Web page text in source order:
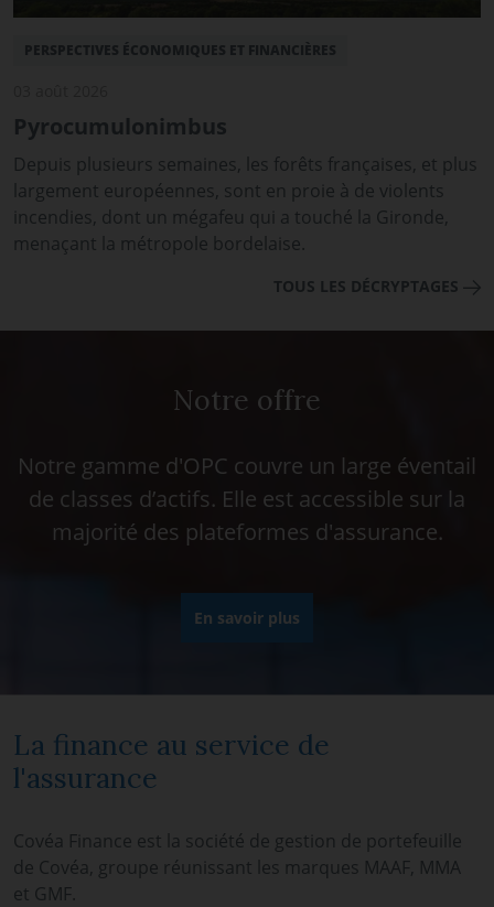
PERSPECTIVES ÉCONOMIQUES ET FINANCIÈRES
Pyrocumulonimbus
Depuis plusieurs semaines, les forêts françaises, et plus
largement européennes, sont en proie à de violents
incendies, dont un mégafeu qui a touché la Gironde,
menaçant la métropole bordelaise.
TOUS LES DÉCRYPTAGES
Notre offre
Notre gamme d'OPC couvre un large éventail
de classes d’actifs. Elle est accessible sur la
majorité des plateformes d'assurance.
En savoir plus
La finance au service de
l'assurance
Covéa Finance est la société de gestion de portefeuille
de Covéa, groupe réunissant les marques MAAF, MMA
et GMF.